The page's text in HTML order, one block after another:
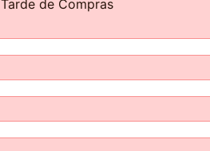
Tarde de Compras